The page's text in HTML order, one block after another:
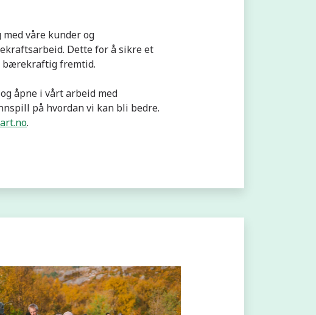
våre kunder og
Dette for å sikre et
bærekraftig fremtid.
åpne i vårt arbeid med
på hvordan vi kan bli bedre.
.